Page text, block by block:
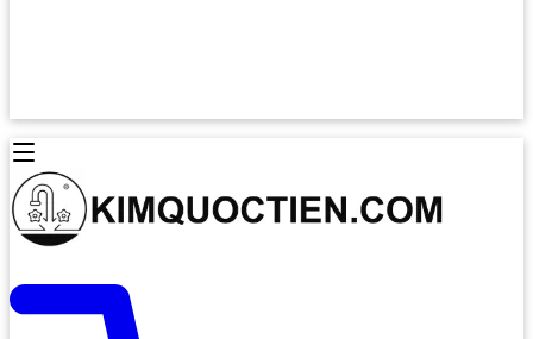
Lò Nướng Hafele
Máy Hút Khử Mùi Classic
Thiết Bị Vệ Sinh TOTO